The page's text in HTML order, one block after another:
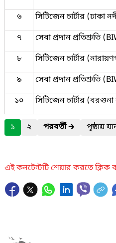
৬
সিটিজেন চার্টার (ঢাকা
৭
সেবা প্রদান প্রতিশ্রুতি
৮
সিটিজেন চার্টার
৯
সেবা প্রদান প্রতিশ্রুতি
১০
সিটিজেন চার্টার
১ ২ পরবর্তী🡲
পৃষ্ঠায়
এই কনটেন্টটি শেয়ার করতে